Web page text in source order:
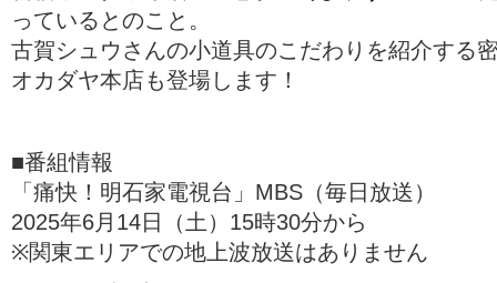
っているとのこと。
古賀シュウさんの小道具のこだわりを紹介する
オカダヤ本店も登場します！
■番組情報
「痛快！明石家電視台」MBS（毎日放送）
2025年6月14日（土）15時30分から
※関東エリアでの地上波放送はありません